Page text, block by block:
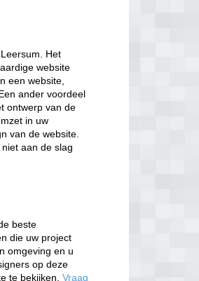
Het
website
een website,
ander voordeel
ontwerp van de
in uw
van de website.
aan de slag
beste
die uw project
omgeving en u
op deze
te bekijken,Vraag